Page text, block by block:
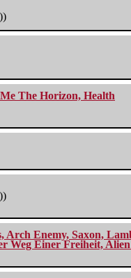
The Horizon, Health
Arch Enemy, Saxon,
Weg Einer Freiheit,